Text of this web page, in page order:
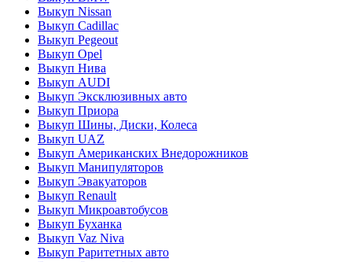
Выкуп Nissan
Выкуп Cadillac
Выкуп Pegeout
Выкуп Opel
Выкуп Нива
Выкуп AUDI
Выкуп Эксклюзивных авто
Выкуп Приора
Выкуп Шины, Диски, Колеса
Выкуп UAZ
Выкуп Американских Внедорожников
Выкуп Манипуляторов
Выкуп Эвакуаторов
Выкуп Renault
Выкуп Микроавтобусов
Выкуп Буханка
Выкуп Vaz Niva
Выкуп Раритетных авто